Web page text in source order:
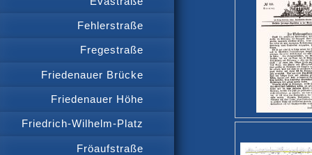
Fehlerstraße
Fregestraße
Friedenauer Brücke
Friedenauer Höhe
Friedrich-Wilhelm-Platz
Fröaufstraße